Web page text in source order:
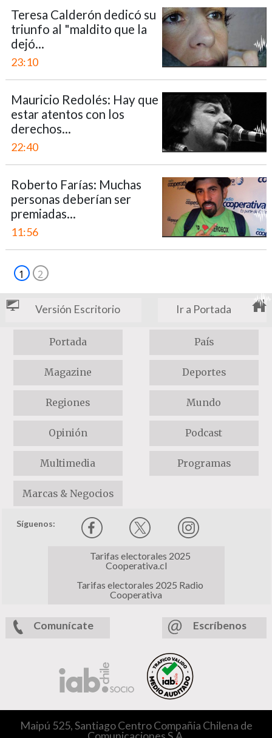
Teresa Calderón dedicó su
triunfo al "maldito que la
dejó...
23:10
Mauricio Redolés: Hay que
estar atentos con los
derechos...
22:40
Roberto Farías: Muchas
personas deberían ser
premiadas...
11:56
1 2
Versión Escritorio Ir a Portada
Portada País
Magazine Deportes
Regiones Mundo
Opinión Podcast
Multimedia Programas
Marcas & Negocios
Síguenos:
Tarifas electorales 2025
Cooperativa.cl
Tarifas electorales 2025 Radio
Cooperativa
Comunícate Escríbenos
Maipú 525, Santiago Centro Compañia Chilena de